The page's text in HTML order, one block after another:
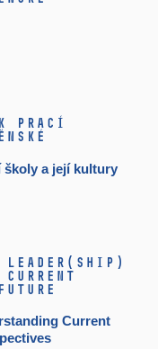
prací
a její kultury
Leader(ship)
Current